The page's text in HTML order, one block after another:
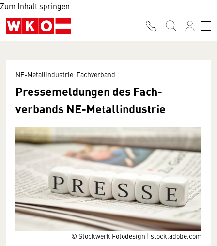
Zum Inhalt springen
© Stockwerk Fotodesign | stock.adobe.com
NE-Metallindustrie, Fachverband
Presse­meldungen des Fach­
verbands NE-Metall­industrie